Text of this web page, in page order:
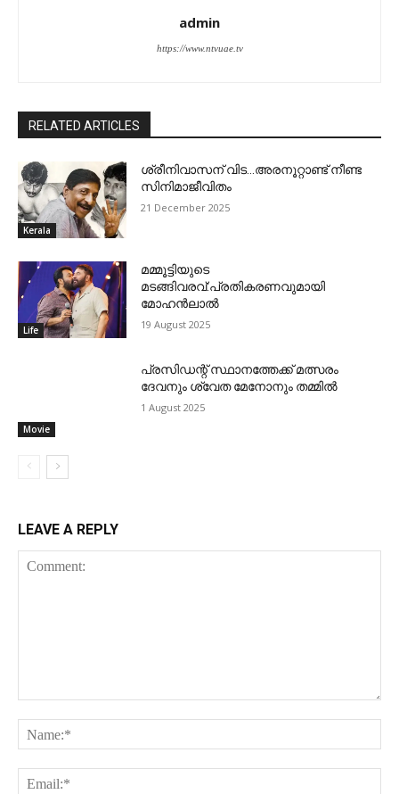
admin
https://www.ntvuae.tv
RELATED ARTICLES
Kerala
ശ്രീനിവാസന് വിട…അരനൂറ്റാണ്ട് നീണ്ട
സിനിമാജീവിതം
21 December 2025
Life
മമ്മൂട്ടിയുടെ
മടങ്ങിവരവ്:പ്രതികരണവുമായി
മോഹന്‍ലാല്‍
19 August 2025
Movie
പ്രസിഡന്റ് സ്ഥാനത്തേക്ക് മത്സരം
ദേവനും ശ്വേത മേനോനും തമ്മില്‍
1 August 2025
LEAVE A REPLY